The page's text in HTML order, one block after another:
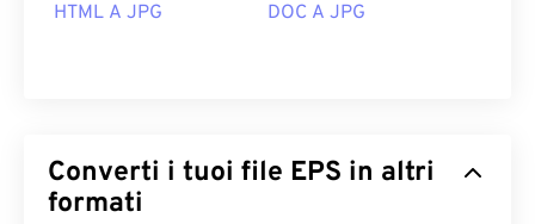
HTML A JPG DOC A JPG
Converti i tuoi file EPS in altri
formati